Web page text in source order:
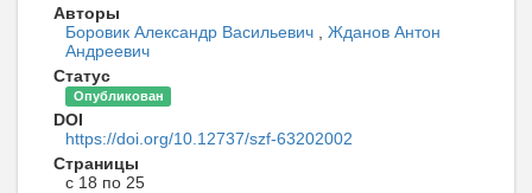
Авторы
Боровик Александр Васильевич
Жданов Антон
Андреевич
Статус
Опубликован
DOI
https://doi.org/10.12737/szf-63202002
Страницы
с 18 по 25